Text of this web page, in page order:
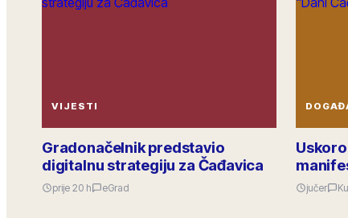
VIJESTI
Gradonačelnik predstavio
digitalnu strategiju za Čađavica
prije 20 h eGrad jučer